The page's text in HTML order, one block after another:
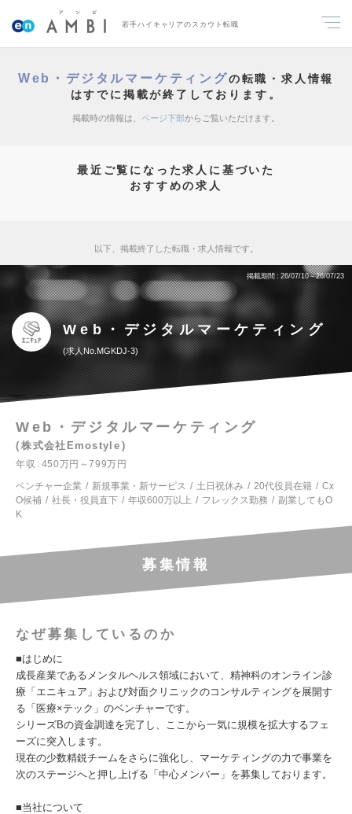
若手ハイキャリアのスカウト転職
Web・デジタルマーケティングの転職・求人情報
はすでに掲載が終了しております。
掲載時の情報は、 ページ下部からご覧いただけます。
最近ご覧になった求人に基づいた
おすすめの求人
以下、掲載終了した転職・求人情報です。
掲載期間 26/07/10～26/07/23
Web・デジタルマーケティング
求人No.MGKDJ-3
Web・デジタルマーケティング
株式会社Emostyle
年収
450万円～799万円
ベンチャー企業
新規事業・新サービス 土日祝休み 20代役員在籍
Cx
O候補
社長・役員直下 年収600万以上 フレックス勤務
副業してもO
K
募集情報
なぜ募集しているのか
■はじめに
成長産業であるメンタルヘルス領域において、精神科のオンライン診
療「エニキュア」および対面クリニックのコンサルティングを展開す
る「医療×テック」のベンチャーです。
シリーズBの資金調達を完了し、ここから一気に規模を拡大するフェ
ーズに突入します。
現在の少数精鋭チームをさらに強化し、マーケティングの力で事業を
次のステージへと押し上げる「中心メンバー」を募集しております。
■当社について